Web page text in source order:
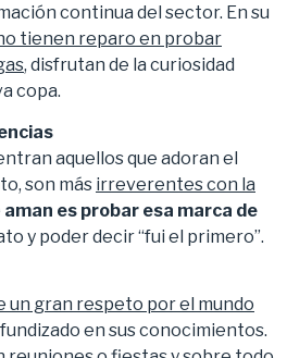
continua del sector. En su
tienen reparo en probar
, disfrutan de la curiosidad
copa.
aquellos que adoran el
son más irreverentes con la
aman es probar esa marca de
y poder decir “fui el primero”.
un gran respeto por el mundo
en sus conocimientos.